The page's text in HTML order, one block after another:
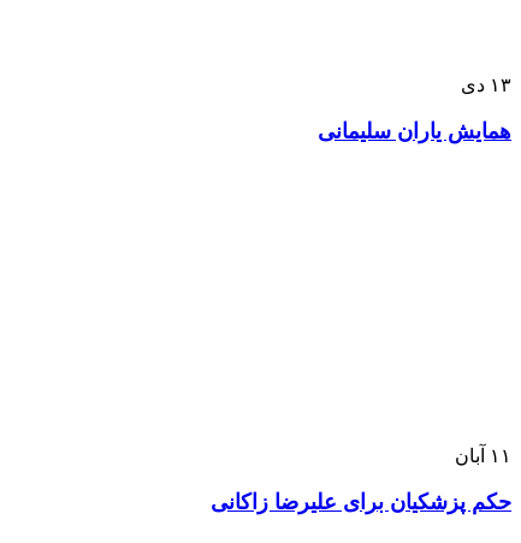
۱۳ دی
همایش یاران سلیمانی
۱۱ آبان
حکم پزشکیان برای علیرضا زاکانی